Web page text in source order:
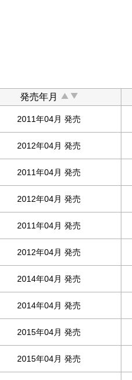
発売年月
2011年04月 発売
2012年04月 発売
2011年04月 発売
2012年04月 発売
2011年04月 発売
2012年04月 発売
2014年04月 発売
2014年04月 発売
2015年04月 発売
2015年04月 発売